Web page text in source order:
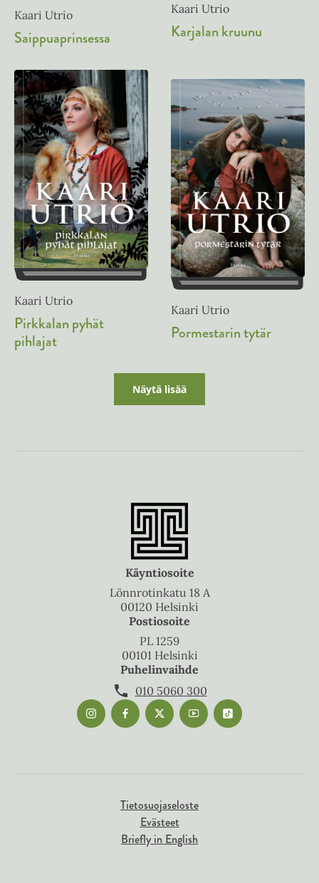
Kaari Utrio
Saippuaprinsessa
Kaari Utrio
Karjalan kruunu
Kaari Utrio
Pirkkalan pyhät
pihlajat
Kaari Utrio
Pormestarin tytär
Näytä lisää
Käyntiosoite
Lönnrotinkatu 18 A
00120 Helsinki
Postiosoite
PL 1259
00101 Helsinki
Puhelinvaihde
010 5060 300
Tietosuojaseloste
Evästeet
Briefly in English